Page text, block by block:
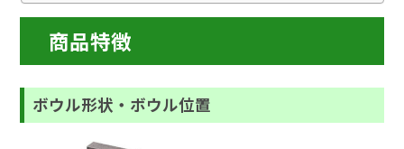
商品特徴
ボウル形状 ・ボウル位置